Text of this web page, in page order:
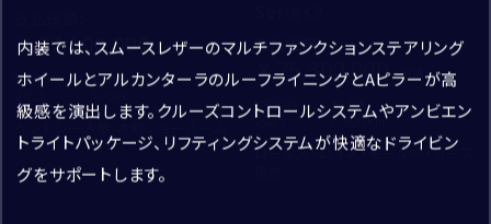
37,100,000
初度登録年： 走行距離：
ベントレー大阪 本町ショールーム
支払総額：
75,300,000
初度登録年：
2025
走行距離：
1,300
ロールス・ロイス・モーター・カーズ
内装では、スムースレザーのマルチファンクションステアリング
ホイールとアルカンターラのルーフライニングとAピラーが高
級感を演出します。クルーズコントロールシステムやアンビエン
トライトパッケージ、リフティングシステムが快適なドライビン
グをサポートします。
メールアドレス *
※半角英数字